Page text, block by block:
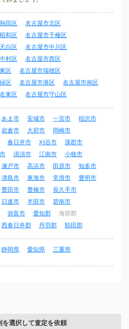
田区
名古屋市北区
和区
名古屋市千種区
白区
名古屋市中川区
村区
名古屋市西区
区
名古屋市瑞穂区
区
名古屋市港区
名古屋市南区
東区
名古屋市守山区
あま市 安城市 一宮市
稲沢市
岩倉市 大府市
岡崎市
春日井市 刈谷市
蒲郡市
清須市 江南市
小牧市
瀬戸市 高浜市 田原市
知多市
津島市 東海市 常滑市
豊明市
豊田市 豊橋市
長久手市
日進市 半田市
碧南市
弥富市 愛知郡
海部郡
西春日井郡 丹羽郡 額田郡
静岡県 愛知県 三重県
を選択して査定を依頼